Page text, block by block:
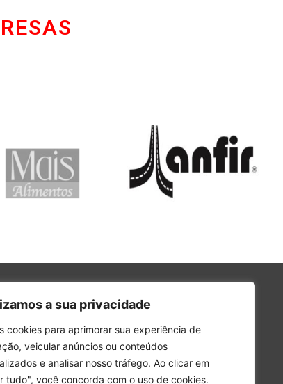
a sua privacidade
cookies para aprimorar sua experiência de
veicular anúncios ou conteúdos
e analisar nosso tráfego. Ao clicar em
tudo", você concorda com o uso de cookies.